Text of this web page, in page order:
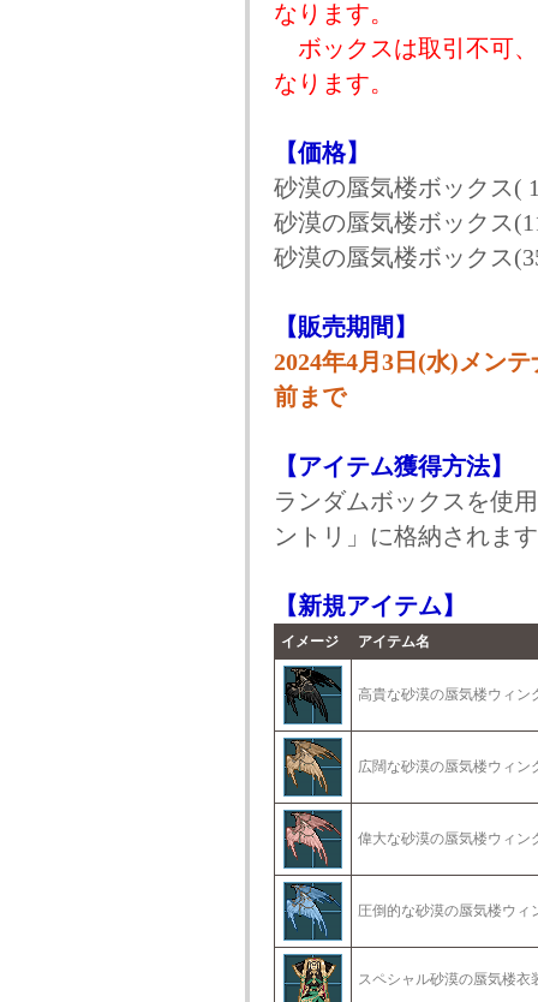
なります。
ボックスは取引不可
なります。
【価格】
砂漠の蜃気楼ボックス(
砂漠の蜃気楼ボックス
砂漠の蜃気楼ボックス
【販売期間】
2024年4月3日(水)メン
前まで
【アイテム獲得方法】
ランダムボックスを使
ントリ」に格納されま
【新規アイテム】
イメージ アイテム名
高貴な砂漠の蜃気楼ウィ
広闊な砂漠の蜃気楼ウィ
偉大な砂漠の蜃気楼ウィ
圧倒的な砂漠の蜃気楼ウ
スペシャル砂漠の蜃気楼